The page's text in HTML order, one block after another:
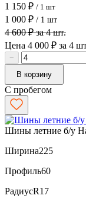
1 150 ₽ / 1 шт
1 000 ₽ / 1 шт
4 600 ₽ за 4 шт.
Цена 4 000 ₽ за 4
−
В корзину
С пробегом
Шины летние б/у
Ширина225
Профиль60
РадиусR17